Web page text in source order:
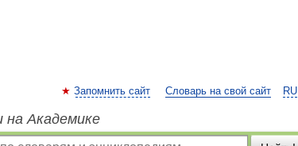
RU
Запомнить сайт Словарь на свой сайт
на Академике